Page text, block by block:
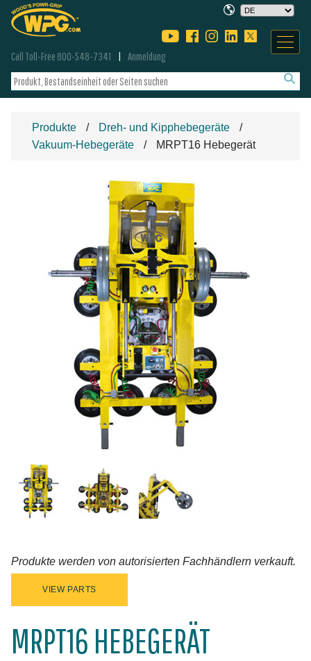
Call Toll-Free 800-548-7341 Anmeldung
Produkte
Dreh- und Kipphebegeräte
Vakuum-Hebegeräte
MRPT16 Hebegerät
Produkte werden von autorisierten Fachhändlern verkauft.
VIEW PARTS
MRPT16 HEBEGERÄT